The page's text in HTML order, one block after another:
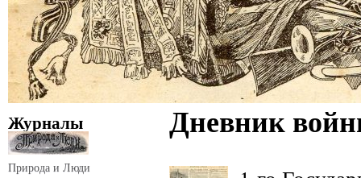
Дневник
Журналы
Природа и Люди